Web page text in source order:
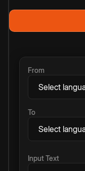
From
To
Input Text